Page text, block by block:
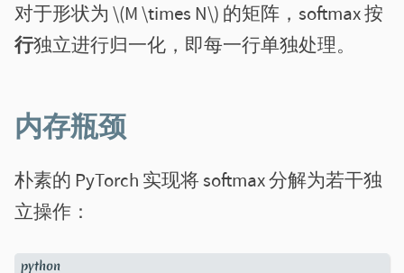
对于形状为 \(M \times N\) 的矩阵，softmax 按
行独立进行归一化，即每一行单独处理。
内存瓶颈
朴素的 PyTorch 实现将 softmax 分解为若干独
立操作：